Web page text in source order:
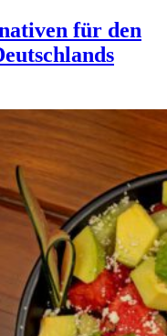
für den